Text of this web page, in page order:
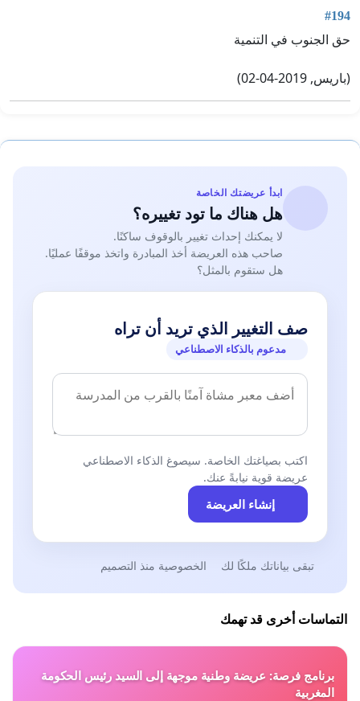
#194
حق الجنوب في التنمية
(باريس, 2019-04-02)
ابدأ عريضتك الخاصة
هل هناك ما تود تغييره؟
لا يمكنك إحداث تغيير بالوقوف ساكنًا.
صاحب هذه العريضة أخذ المبادرة واتخذ موقفًا عمليًا.
هل ستقوم بالمثل؟
صف التغيير الذي تريد أن تراه
مدعوم بالذكاء الاصطناعي
اكتب بصياغتك الخاصة. سيصوغ الذكاء الاصطناعي
عريضة قوية نيابةً عنك.
إنشاء العريضة
تبقى بياناتك ملكًا لك الخصوصية منذ التصميم
التماسات أخرى قد تهمك
برنامج فرصة: عريضة وطنية موجهة إلى السيد رئيس الحكومة
المغربية